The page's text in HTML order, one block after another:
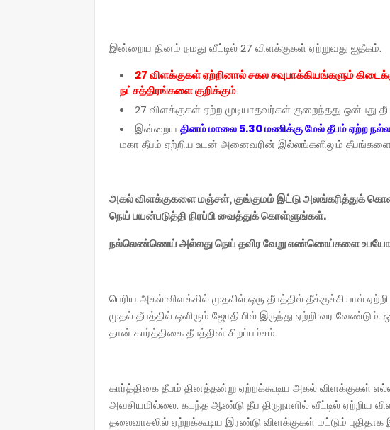
இன்றைய தினம் நமது வீட்டில் 27 விளக்குகள் ஏற்றுவது ஐதீகம்.
27 விளக்குகள் ஏற்றினால் சகல சவுபாக்கியங்களும்
நட்சத்திரங்களை குறிக்கும்.
27 விளக்குகள் ஏற்ற முடியாதவர்கள் குறைந்தது ஒன்பது
இன்றைய தினம் மாலை 5.30 மணிக்கு மேல் தீபம் ஏற்ற நல்ல
மகா தீபம் ஏற்றிய உடன் அனைவரின் இல்லங்களிலும்
அகல் விளக்குகளை மஞ்சள், குங்குமம் இட்டு அலங்கரித்துக்
நெய் பயன்படுத்தி நிரப்பி வைத்துக் கொள்ளுங்கள்.
நல்லெண்ணெய் அல்லது நெய் தவிர வேறு எண்ணெய்களை
பெரிய அகல் விளக்கில் முதலில் ஒரு தீபத்தில் தீக்குச்சியால்
முதல் தீபத்தில் ஒளிரும் ஜோதியில் இருந்து ஏற்றி வர வேண்டும்.
தான் கார்த்திகை தீபத்தின் சிறப்பம்சம்.
கார்த்திகை தீபம் தினத்தன்று ஏற்றக்கூடிய அகல் விளக்குகள்
அவசியமில்லை. கடந்த ஆண்டு தீப திருநாளில் வீட்டில் ஏற்றிய
தலைவாசலில் ஏற்றக்கூடிய இரண்டு விளக்குகள் மட்டும் புதிதாக